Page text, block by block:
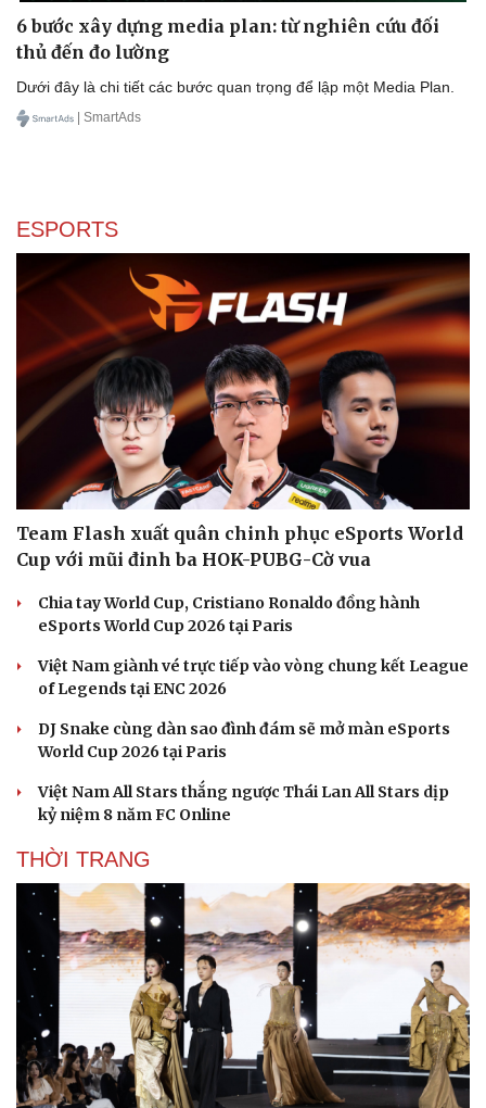
Văn hóa
Sân khấu - Điện ảnh
Văn học
Âm nhạc
Giải trí
Thời trang
6 bước xây dựng media plan: từ nghiên cứu đối
thủ đến đo lường
Dưới đây là chi tiết các bước quan trọng để lập một Media Plan.
| SmartAds
ESPORTS
Team Flash xuất quân chinh phục eSports World
Cup với mũi đinh ba HOK-PUBG-Cờ vua
Chia tay World Cup, Cristiano Ronaldo đồng hành
eSports World Cup 2026 tại Paris
Việt Nam giành vé trực tiếp vào vòng chung kết League
of Legends tại ENC 2026
DJ Snake cùng dàn sao đình đám sẽ mở màn eSports
World Cup 2026 tại Paris
Việt Nam All Stars thắng ngược Thái Lan All Stars dịp
kỷ niệm 8 năm FC Online
THỜI TRANG